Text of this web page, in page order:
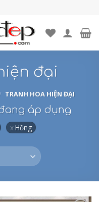
đại
TRANH HOA HIỆN ĐẠI
áp dụng
Hồng